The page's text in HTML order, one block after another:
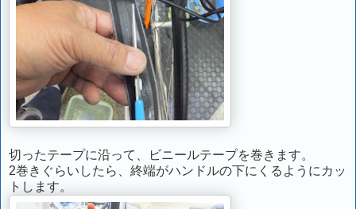
切ったテープに沿って、ビニールテープを巻きます。
2巻きぐらいしたら、終端がハンドルの下にくるようにカッ
トします。